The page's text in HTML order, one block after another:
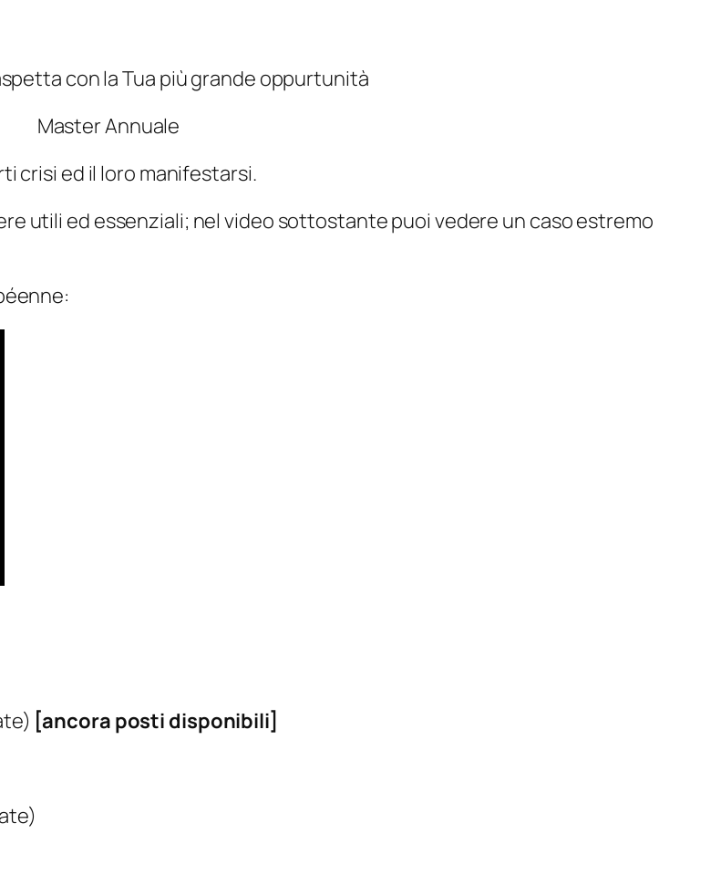
con la Tua più grande oppurtunità
Master Annuale
crisi ed il loro manifestarsi.
utili ed essenziali; nel video sottostante puoi vedere un caso estremo
[ancora posti disponibili]